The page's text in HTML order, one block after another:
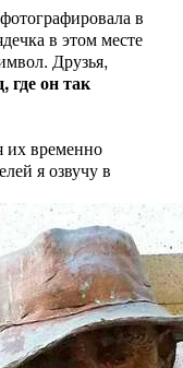
в
в этом месте
Друзья,
где он так
их временно
я озвучу в